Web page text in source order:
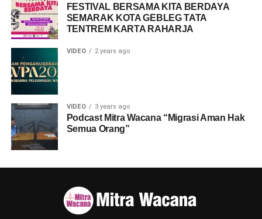
FESTIVAL BERSAMA KITA BERDAYA
SEMARAK KOTA GEBLEG TATA
TENTREM KARTA RAHARJA
VIDEO 2 years ago
VIDEO 3 years ago
Podcast Mitra Wacana “Migrasi Aman Hak
Semua Orang”